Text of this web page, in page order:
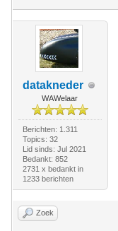
datakneder
WAWelaar
Berichten: 1.311
Topics: 32
Lid sinds: Jul 2021
Bedankt: 852
2731 x bedankt in
1233 berichten
Zoek